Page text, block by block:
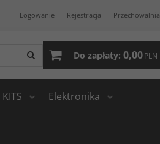
Logowanie Rejestracja Przechowalnia
Do zapłaty: 0,00PLN
Elektronika